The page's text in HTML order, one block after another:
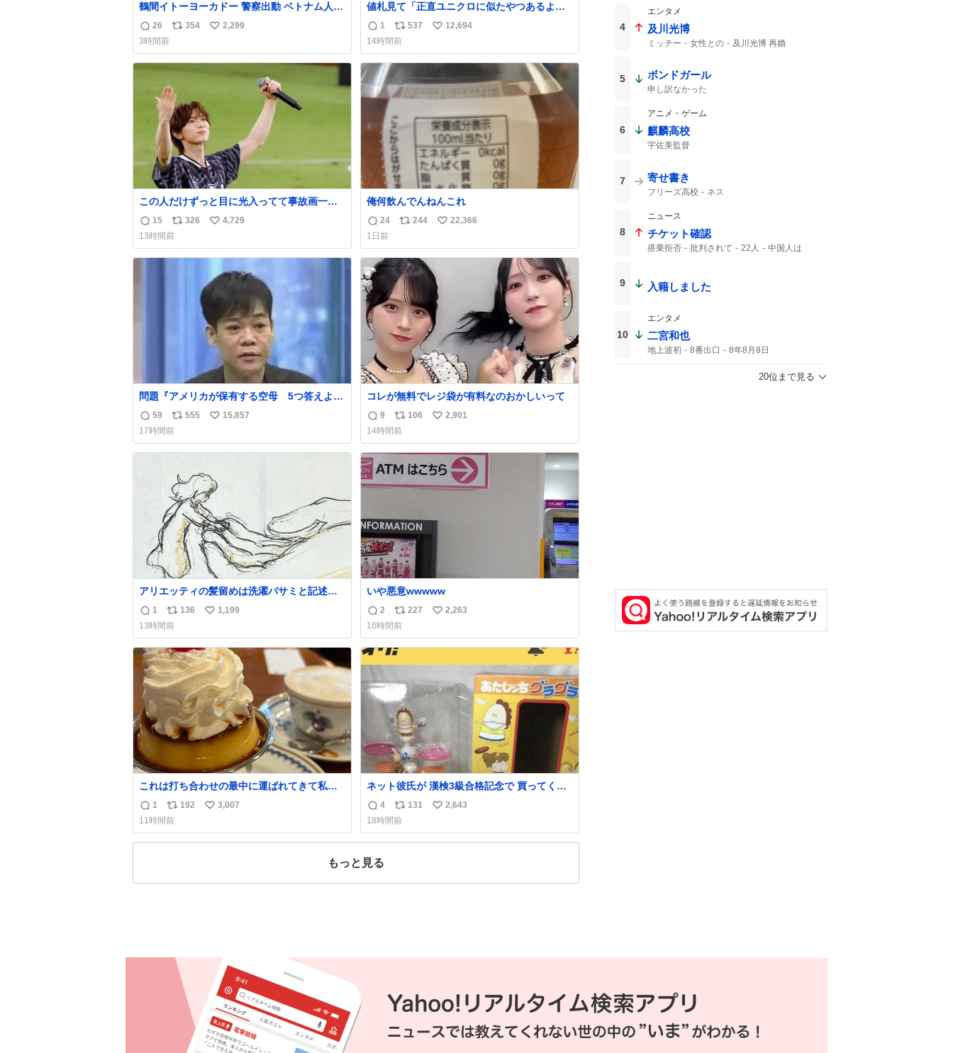
鶴間イトーヨーカドー 警察出動 ベトナム人の
身分証チェックを開店前に実施、店内まで見
張りにきてます。不法滞在者は覚悟してお越
しください。
返
信
数
26
リ
ス
数
354
い
ね
2,299
3時間前
値札見て「正直ユニクロに似たやつあるよ
ね」とか言い出すの好きすぎる
WWWWWWWWWWWWW こちら側と同じ感
覚助かる🙂‍↕️🙂‍↕️🙂‍↕️
返
信
数
1
リ
ポ
ス
ト
数
537
い
ね
数
12,694
14時間前
この人だけずっと目に光入ってて事故画一枚
もなかったすごい #TravisJapan #Jリーグ
返
信
数
15
リ
ポ
ス
326
い
ね
4,729
13時間前
俺何飲んでんねんこれ
返
信
数
24
リ
ス
ト
数
244
い
ね
22,366
1日前
問題『アメリカが保有する空母 5つ答えよ』
名倉「ホンマごめん、日本」
返
信
数
59
リ
ポ
ス
数
555
い
ね
15,857
17時間前
コレが無料でレジ袋が有料なのおかしいって
返
信
数
9
リ
ポ
ス
ト
数
106
い
ね
数
2,901
14時間前
アリエッティの髪留めは洗濯バサミと記述さ
れることが多いですが、もっと小さいプラス
チックのクリップです。 バネは使いやすいよ
うに強度を調整してあるはず。
返
信
数
1
リ
ポ
ス
ト
数
136
い
ね
数
1,199
13時間前
いや悪意wwwww
返
信
数
2
リ
ポ
ス
ト
227
い
ね
数
2,263
16時間前
これは打ち合わせの最中に運ばれてきて私の
理性を根こそぎ奪い去ったプリンの写真で
す。
返
信
数
1
リ
ポ
ス
192
い
ね
3,007
11時間前
ネット彼氏が 漢検3級合格記念で 買ってくれ
た.ᐟ.ᐟ🩵
返
信
数
4
リ
ポ
ス
131
い
ね
2,643
18時間前
もっと見る
4
エンタメ
及川光博
ミッチー 女性との
及川光博 再婚
5 ボンドガール
申し訳なかった
6
アニメ・ゲーム
麒麟高校
宇佐美監督
7 寄せ書き
フリーズ高校 ネス
8
ニュース
チケット確認
搭乗拒否 批判されて 22人
中国人は
9 入籍しました
10
エンタメ
二宮和也
地上波初 8番出口
8年8月8日
20位まで見る